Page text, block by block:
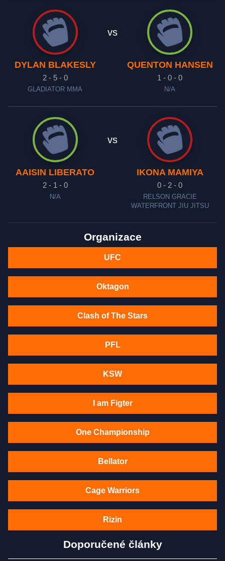
DYLAN BLAKESLY
2 - 5 - 0
GLADIATOR MMA
vs
QUENTON HANSEN
1 - 0 - 0
N/A
AAISIN LIBERATO
2 - 1 - 0
N/A
vs
IKONA MAMIYA
0 - 2 - 0
RELSON GRACIE
WATERFRONT JIU JITSU
Organizace
UFC
Oktagon
Clash of The Stars
PFL
KSW
I am Figter
One Championship
Bellator
Cage Warriors
Rizin
Doporučené články